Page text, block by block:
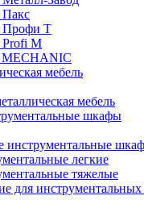
Пакс
Профи Т
Profi M
MECHANIC
мебель
мебель
шкафы
инструментальные
легкие
тяжелые
для